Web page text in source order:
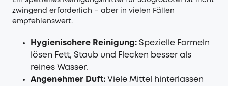
zwingend erforderlich – aber in vielen Fällen
empfehlenswert.
Hygienischere Reinigung: Spezielle Formeln
lösen Fett, Staub und Flecken besser als
reines Wasser.
Angenehmer Duft: Viele Mittel hinterlassen